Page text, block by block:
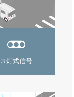
３灯式信号